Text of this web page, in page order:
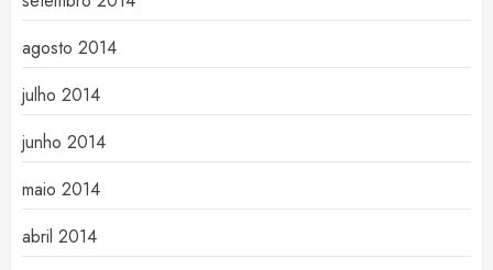
agosto 2014
julho 2014
junho 2014
maio 2014
abril 2014